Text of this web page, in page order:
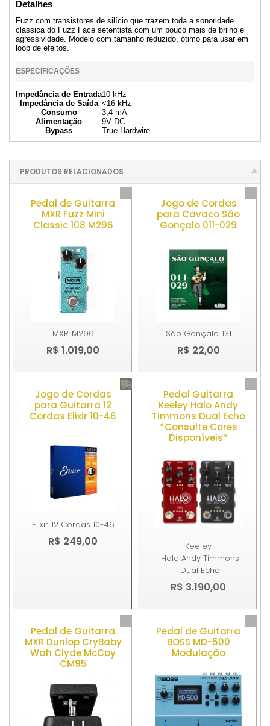
Detalhes
Fuzz com transistores de silício que trazem toda a sonoridade
clássica do Fuzz Face setentista com um pouco mais de brilho e
agressividade. Modelo com tamanho reduzido, ótimo para usar em
loop de efeitos.
ESPECIFICAÇÕES
Impedância de Entrada10 kHz
Impedância de Saída <16 kHz
Consumo
3,4 mA
Alimentação
9V DC
Bypass
True Hardwire
PRODUTOS RELACIONADOS
Pedal de Guitarra
MXR Fuzz Mini
Classic 108 M296
MXR M296
R$ 1.019,00
Comprar
Jogo de Cordas
para Cavaco São
Gonçalo 011-029
São Gonçalo 131
R$ 22,00
Comprar
Jogo de Cordas
para Guitarra 12
Cordas Elixir 10-46
Elixir 12 Cordas 10-46
R$ 249,00
Comprar
Pedal Guitarra
Keeley Halo Andy
Timmons Dual Echo
*Consulte Cores
Disponíveis*
Keeley
Halo Andy Timmons
Dual Echo
R$ 3.190,00
Comprar
Pedal de Guitarra
MXR Dunlop CryBaby
Wah Clyde McCoy
CM95
Pedal de Guitarra
BOSS MD-500
Modulação